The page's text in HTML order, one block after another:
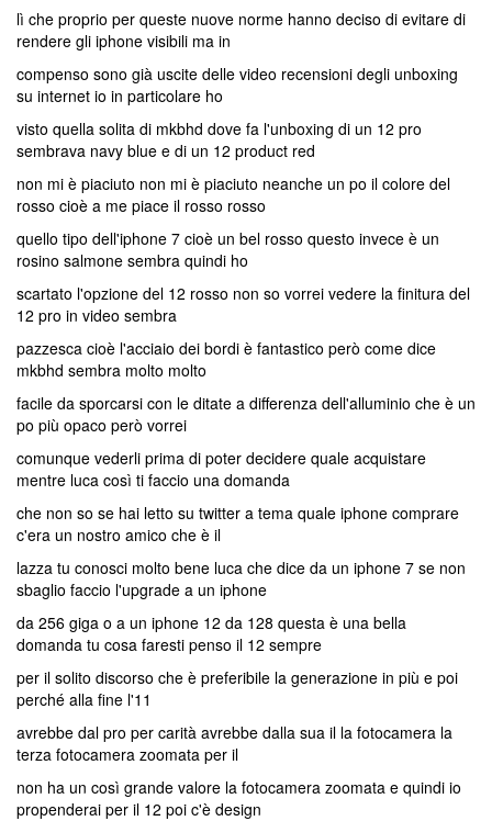
lì che proprio per queste nuove norme hanno deciso di evitare di
rendere gli iphone visibili ma in
compenso sono già uscite delle video recensioni degli unboxing
su internet io in particolare ho
visto quella solita di mkbhd dove fa l'unboxing di un 12 pro
sembrava navy blue e di un 12 product red
non mi è piaciuto non mi è piaciuto neanche un po il colore del
rosso cioè a me piace il rosso rosso
quello tipo dell'iphone 7 cioè un bel rosso questo invece è un
rosino salmone sembra quindi ho
scartato l'opzione del 12 rosso non so vorrei vedere la finitura del
12 pro in video sembra
pazzesca cioè l'acciaio dei bordi è fantastico però come dice
mkbhd sembra molto molto
facile da sporcarsi con le ditate a differenza dell'alluminio che è un
po più opaco però vorrei
comunque vederli prima di poter decidere quale acquistare
mentre luca così ti faccio una domanda
che non so se hai letto su twitter a tema quale iphone comprare
c'era un nostro amico che è il
lazza tu conosci molto bene luca che dice da un iphone 7 se non
sbaglio faccio l'upgrade a un iphone
da 256 giga o a un iphone 12 da 128 questa è una bella
domanda tu cosa faresti penso il 12 sempre
per il solito discorso che è preferibile la generazione in più e poi
perché alla fine l'11
avrebbe dal pro per carità avrebbe dalla sua il la fotocamera la
terza fotocamera zoomata per il
non ha un così grande valore la fotocamera zoomata e quindi io
propenderai per il 12 poi c'è design